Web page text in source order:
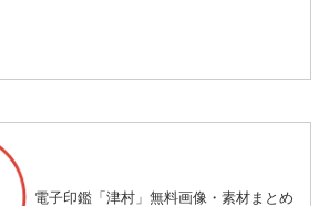
電子印鑑「津村」無料画像・素材まとめ